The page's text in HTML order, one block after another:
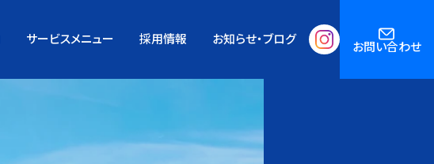
サービスメニュー 採用情報 お知らせ・ブログ お問い合わせ